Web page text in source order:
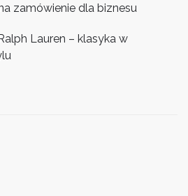
zamówienie dla biznesu
Lauren – klasyka w